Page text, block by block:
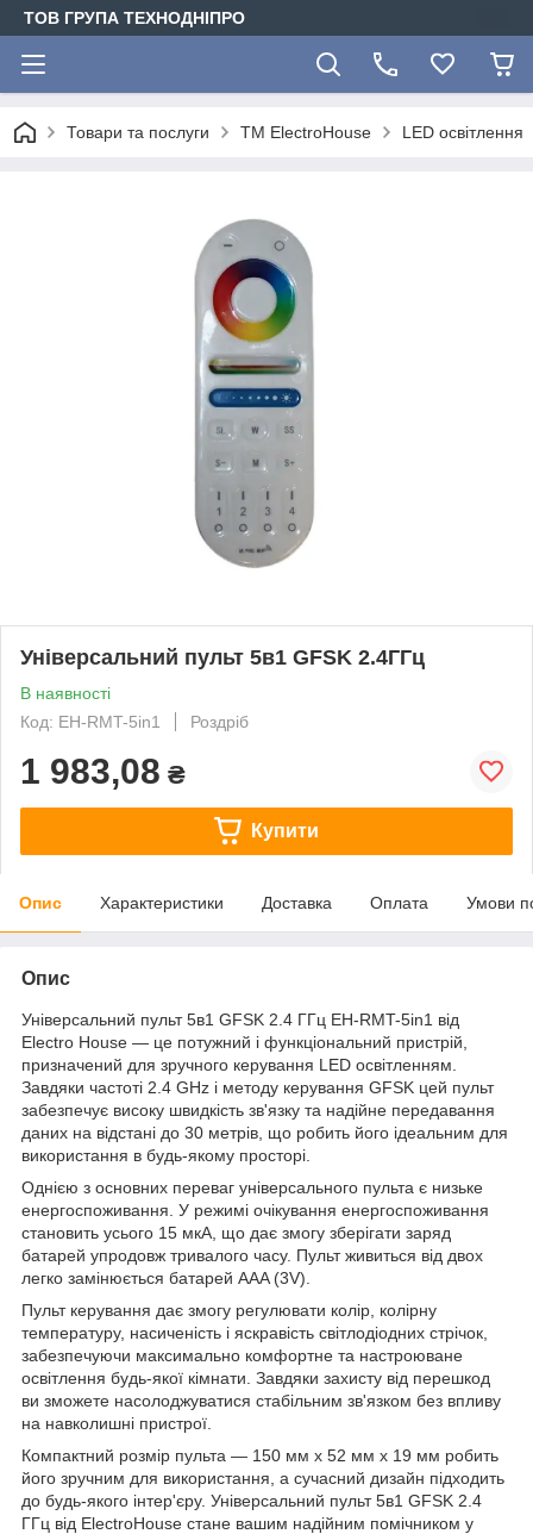
ТОВ ГРУПА ТЕХНОДНІПРО
Товари та послуги ТМ ElectroHouse LED освітлення
Універсальний пульт 5в1 GFSK 2.4ГГц
В наявності
Код: EH-RMT-5in1
Роздріб
1 983,08 ₴
Купити
Опис Характеристики Доставка Оплата Умови
Опис
Універсальний пульт 5в1 GFSK 2.4 ГГц EH-RMT-5in1 від
Electro House — це потужний і функціональний пристрій,
призначений для зручного керування LED освітленням.
Завдяки частоті 2.4 GHz і методу керування GFSK цей пульт
забезпечує високу швидкість зв'язку та надійне передавання
даних на відстані до 30 метрів, що робить його ідеальним для
використання в будь-якому просторі.
Однією з основних переваг універсального пульта є низьке
енергоспоживання. У режимі очікування енергоспоживання
становить усього 15 мкА, що дає змогу зберігати заряд
батарей упродовж тривалого часу. Пульт живиться від двох
легко замінюється батарей AAA (3V).
Пульт керування дає змогу регулювати колір, колірну
температуру, насиченість і яскравість світлодіодних стрічок,
забезпечуючи максимально комфортне та настроюване
освітлення будь-якої кімнати. Завдяки захисту від перешкод
ви зможете насолоджуватися стабільним зв'язком без впливу
на навколишні пристрої.
Компактний розмір пульта — 150 мм x 52 мм x 19 мм робить
його зручним для використання, а сучасний дизайн підходить
до будь-якого інтер'єру. Універсальний пульт 5в1 GFSK 2.4
ГГц від ElectroHouse стане вашим надійним помічником у